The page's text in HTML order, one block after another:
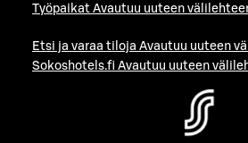
Työpaikat Avautuu uuteen
Etsi ja varaa tiloja Avautuu uuteen
Sokoshotels.fi Avautuu uuteen